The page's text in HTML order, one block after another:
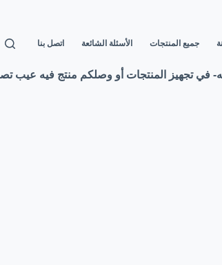
جميع المنتجات الأسئلة الشائعة اتصل بنا
عربة
في تجهيز المنتجات أو وصلكم منتج فيه عيب